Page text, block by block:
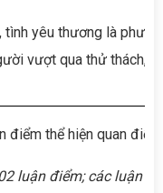
tình yêu thương là
vượt qua thử thách,
điểm thể hiện quan
luận điểm; các luận